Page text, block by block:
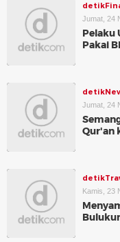
Jumat, 24
Pelaku
Pakai
Jumat, 24
Qur'an
Kamis, 23